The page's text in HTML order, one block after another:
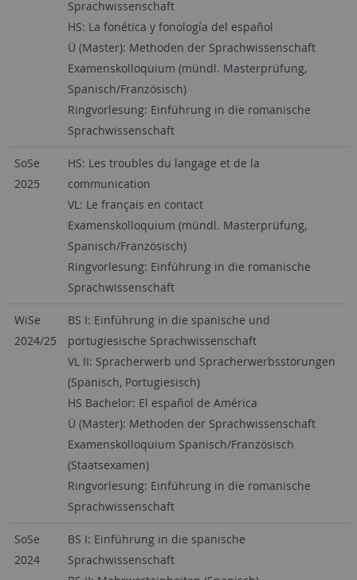
Sprachwissenschaft
HS: La fonética y fonología del español
Ü (Master): Methoden der Sprachwissenschaft
Examenskolloquium (mündl. Masterprüfung,
Spanisch/Französisch)
Ringvorlesung: Einführung in die romanische
Sprachwissenschaft
SoSe
2025
HS: Les troubles du langage et de la
communication
VL: Le français en contact
Examenskolloquium (mündl. Masterprüfung,
Spanisch/Französisch)
Ringvorlesung: Einführung in die romanische
Sprachwissenschaft
WiSe
2024/25
BS I: Einführung in die spanische und
portugiesische Sprachwissenschaft
VL II: Spracherwerb und Spracherwerbsstörungen
(Spanisch, Portugiesisch)
HS Bachelor: El español de América
Ü (Master): Methoden der Sprachwissenschaft
Examenskolloquium Spanisch/Französisch
(Staatsexamen)
Ringvorlesung: Einführung in die romanische
Sprachwissenschaft
SoSe
2024
BS I: Einführung in die spanische
Sprachwissenschaft